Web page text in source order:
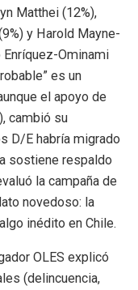
Matthei (12%),
y Harold Mayne-
Enríquez-Ominami
es un
el apoyo de
cambió su
D/E habría migrado
sostiene respaldo
la campaña de
novedoso: la
inédito en Chile.
OLES explicó
(delincuencia,